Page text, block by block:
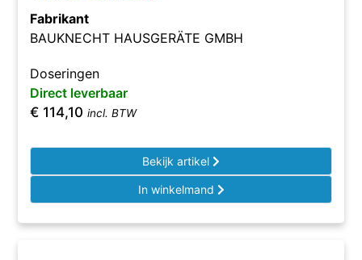
Fabrikant
BAUKNECHT HAUSGERÄTE GMBH
Doseringen
Direct leverbaar
€ 114,10 incl. BTW
Bekijk artikel
In winkelmand